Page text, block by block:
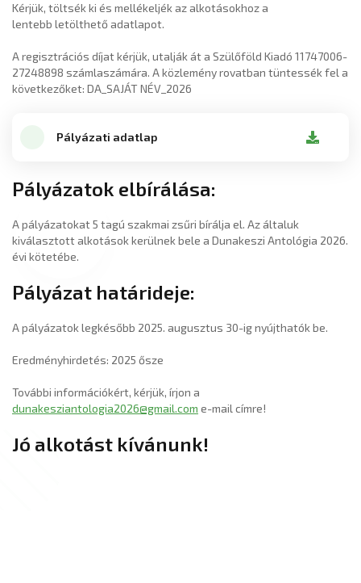
Kérjük, töltsék ki és mellékeljék az alkotásokhoz a
lentebb letölthető adatlapot.
A regisztrációs díjat kérjük, utalják át a Szülőföld Kiadó 11747006-
27248898 számlaszámára. A közlemény rovatban tüntessék fel a
következőket: DA_SAJÁT NÉV_2026
Pályázati adatlap
Pályázatok elbírálása:
A pályázatokat 5 tagú szakmai zsűri bírálja el. Az általuk
kiválasztott alkotások kerülnek bele a Dunakeszi Antológia 2026.
évi kötetébe.
Pályázat határideje:
A pályázatok legkésőbb 2025. augusztus 30-ig nyújthatók be.
Eredményhirdetés: 2025 ősze
További információkért, kérjük, írjon a
dunakesziantologia2026@gmail.com e-mail címre!
Jó alkotást kívánunk!